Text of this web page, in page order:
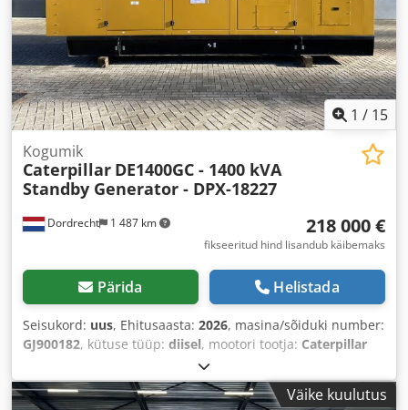
1 / 15
Dordrecht 1 487 km
Kogumik
Caterpillar DE1400GC - 1400 kVA
Standby Generator - DPX-18227
218 000 €
fikseeritud hind lisandub käibemaks
Pärida Helistada
Seisukord: uus, Ehitusaasta: 2026, masina/sõiduki number:
GJ900182, kütuse tüüp: diisel, mootori tootja: Caterpillar
Väike kuulutus